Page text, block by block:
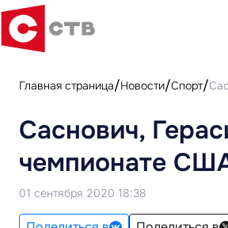
Главная страница Новости Спорт
Саснович,
чемпионате
01 сентября 2020 18:38